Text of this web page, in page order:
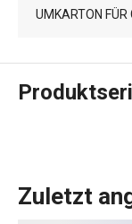
UMKARTON FÜR
Zuletzt